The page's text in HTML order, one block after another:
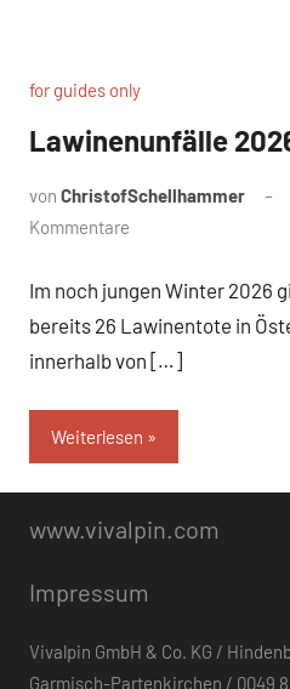
for guides only
Lawinenunfälle
von ChristofSchellhammer
Kommentare
Im noch jungen Winter 2026
bereits 26 Lawinentote in
innerhalb von […]
Weiterlesen
www.vivalpin.com
Impressum
Vivalpin GmbH & Co. KG /
Garmisch-Partenkirchen / 0049